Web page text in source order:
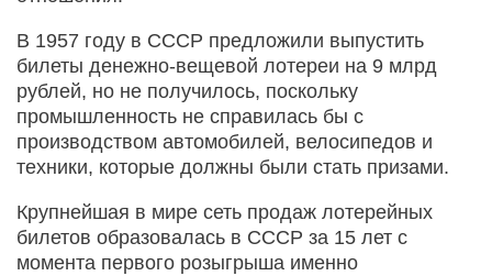
В 1957 году в СССР предложили выпустить
билеты денежно-вещевой лотереи на 9 млрд
рублей, но не получилось, поскольку
промышленность не справилась бы с
производством автомобилей, велосипедов и
техники, которые должны были стать призами.
Крупнейшая в мире сеть продаж лотерейных
билетов образовалась в СССР за 15 лет с
момента первого розыгрыша именно